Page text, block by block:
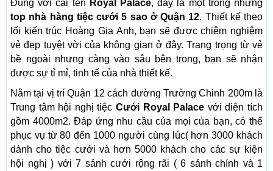
Đúng với cái tên Royal Palace, đây là một trong những
top nhà hàng tiệc cưới 5 sao ở Quận 12. Thiết kế theo
lối kiến trúc Hoàng Gia Anh, bạn sẽ được chiêm nghiệm
vẻ đẹp tuyệt vời của không gian ở đây. Trang trọng từ vẻ
bề ngoài nhưng càng vào sâu bên trong, bạn sẽ nhận
được sự tỉ mỉ, tinh tế của nhà thiết kế.
Nằm tại vị trí Quận 12 cách đường Trường Chinh 200m là
Trung tâm hội nghị tiệc Cưới Royal Palace với diện tích
gồm 4000m2. Đáp ứng nhu cầu của mọi của bạn, có thể
phục vụ từ 80 đến 1000 người cùng lúc( hơn 3000 khách
dành cho tiệc cưới và hơn 5000 khách cho các sự kiện
hội nghị ) với 7 sảnh cưới rộng rãi ( 6 sảnh chính và 1